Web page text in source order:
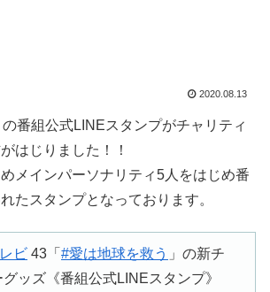
2020.08.13
の番組公式LINEスタンプがチャリティ
はじりました！！
メインパーソナリティ5人をはじめ番
たスタンプとなっております。
ビ 43「 #愛は地球を救う 」の新チ
ッズ《番組公式LINEスタンプ》